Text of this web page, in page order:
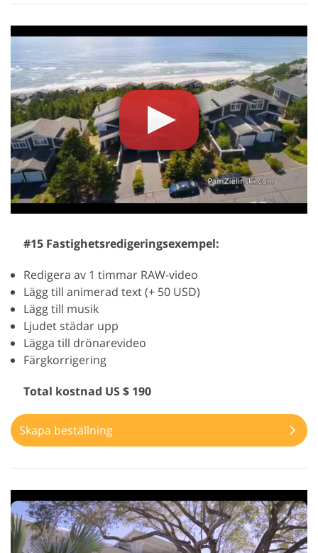
#15 Fastighetsredigeringsexempel:
Redigera av 1 timmar RAW-video
Lägg till animerad text (+ 50 USD)
Lägg till musik
Ljudet städar upp
Lägga till drönarevideo
Färgkorrigering
Total kostnad US $ 190
Skapa beställning